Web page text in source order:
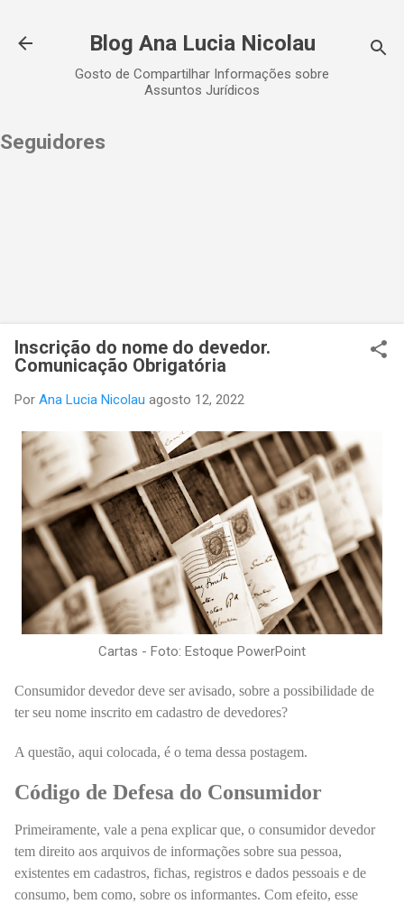
Blog Ana Lucia Nicolau
Gosto de Compartilhar Informações sobre
Assuntos Jurídicos
Seguidores
Inscrição do nome do devedor.
Comunicação Obrigatória
Por Ana Lucia Nicolau agosto 12, 2022
Cartas - Foto: Estoque PowerPoint
Consumidor devedor deve ser avisado, sobre a possibilidade de
ter seu nome inscrito em cadastro de devedores?
A questão, aqui colocada, é o tema dessa postagem.
Código de Defesa do Consumidor
Primeiramente, vale a pena explicar que, o consumidor devedor
tem direito aos arquivos de informações sobre sua pessoa,
existentes em cadastros, fichas, registros e dados pessoais e de
consumo, bem como, sobre os informantes. Com efeito, esse